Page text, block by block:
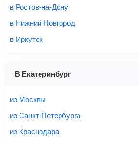
Количество багажа
1 место
Вес багажа
в Ростов-на-Дону
в Нижний Новгород
в Иркутск
В Екатеринбург
из Москвы
из Санкт-Петербурга
из Краснодара